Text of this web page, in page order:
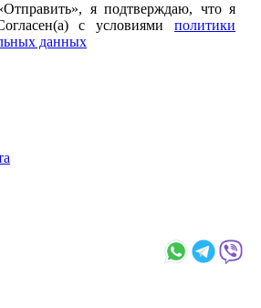
я подтверждаю, что я
с условиями политики
данных